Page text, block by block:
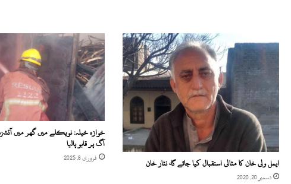
ایمل ولی خان کا مثالی استقبال کیا جائے گا، نثار خان
دسمبر 20, 2020
خوازہ خیلہ: نویکلے میں گھر میں
آگ پر قابو پالیا
فروری 8, 2025